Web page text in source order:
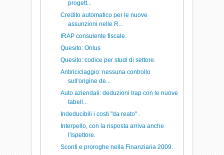
progett...
Credito automatico per le nuove
assunzioni nelle R...
IRAP consulente fiscale.
Quesito: Onlus
Quesito: codice per studi di settore.
Antiriciclaggio: nessuna controllo
sull'origine de...
Auto aziendali: deduzioni Irap con le nuove
tabell...
Indeducibili i costi "da reato" .
Interpello, con la risposta arriva anche
l'ispettore.
Sconti e proroghe nella Finanziaria 2009.